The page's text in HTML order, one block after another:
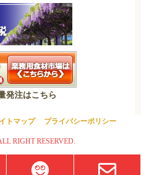
発注はこちら
トマップ プライバシーポリシー
RIGHT RESERVED.